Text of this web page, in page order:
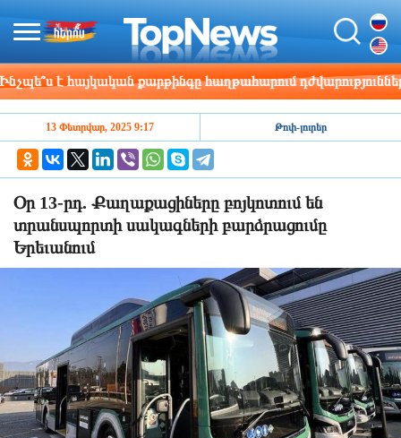
է հայկական քարթինգը հաղթահարում դժվարությունները
13 Փետրվար, 2025 9:17 Թոփ-լուրեր
Օր 13-րդ. Քաղաքացիները բոյկոտում են
տրանսպորտի սակագների բարձրացումը
Երեւանում